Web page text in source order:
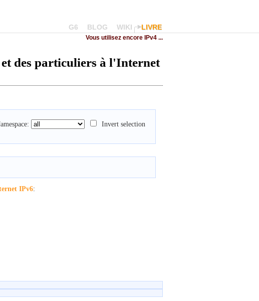
G6 BLOG WIKI LIVRE
Vous utilisez encore IPv4 ...
des particuliers à l'Internet
Invert selection
IPv6: